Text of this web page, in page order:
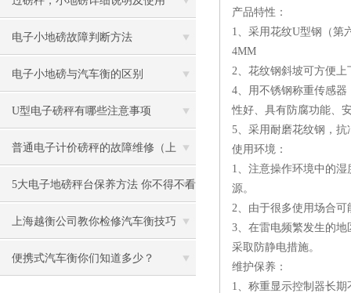
电子小地磅故障判断方法
电子小地磅与汽车衡的区别
U型电子磅秤有哪些注意事项
普通电子计价磅秤的故障维修（上
文）
5大电子地磅秤台保养方法 你不得不看
上海越衡公司教你检修汽车衡技巧
便携式汽车衡你们知道多少？
产品特性：
1、采用花纹U型钢（第
4MM
2、花纹钢斜坡可方便上
4、用不锈钢称重传感
性好、具有防腐功能、
5、采用耐磨花纹钢，抗
使用环境：
1、注意操作环境中的
源。
2、由于很多使用场合
3、在雷电频繁发生的
采取防静电措施。
维护保养：
1、称重显示控制器长